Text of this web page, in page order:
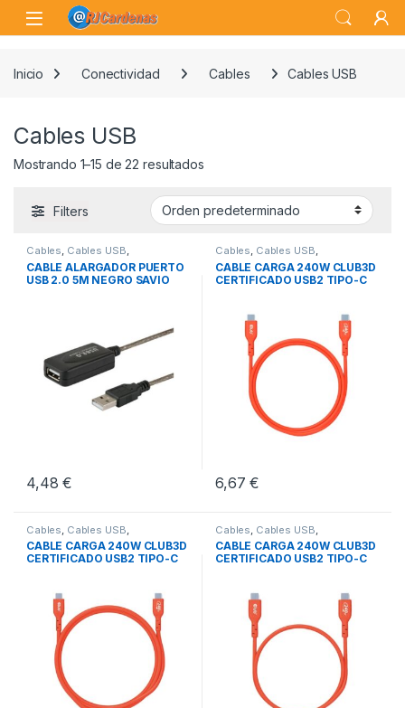
Skip to navigation
Skip to content
Open
Inicio Conectividad Cables Cables USB
Cables USB
Mostrando 1–15 de 22 resultados
Filters
Cables, Cables USB,
Conectividad
CABLE ALARGADOR PUERTO
USB 2.0 5M NEGRO SAVIO
4,48€
Cables, Cables USB,
Conectividad
CABLE CARGA 240W CLUB3D
CERTIFICADO USB2 TIPO-C
6,67€
Cables Cables USB
Conectividad
CABLE CARGA 240W CLUB3D
CERTIFICADO USB2 TIPO-C
Cables Cables USB
Conectividad
CABLE CARGA 240W CLUB3D
CERTIFICADO USB2 TIPO-C